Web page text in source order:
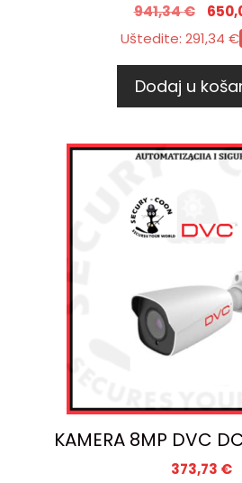
941,34€
Uštedite: 291,34 €
Dodaj u
KAMERA 8MP DVC
373,73 €